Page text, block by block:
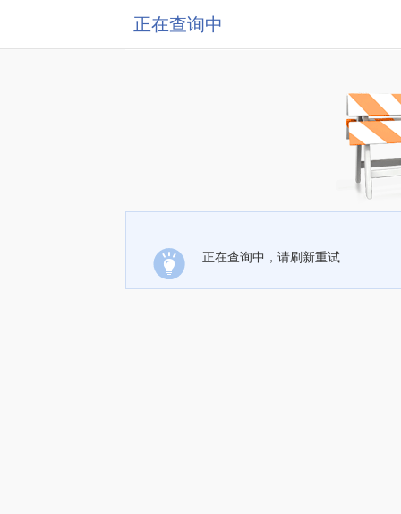
正在查询中
正在查询中，请刷新重试